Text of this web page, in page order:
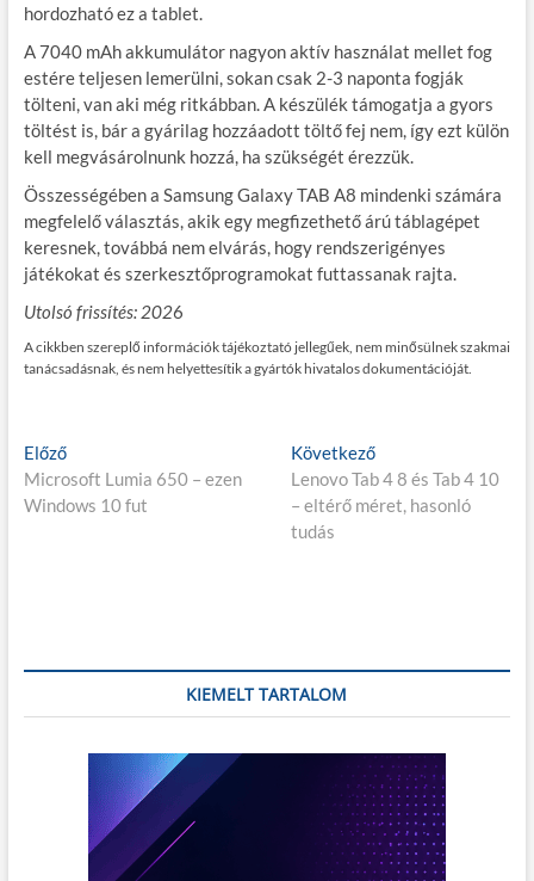
hordozható ez a tablet.
A 7040 mAh akkumulátor nagyon aktív használat mellet fog
estére teljesen lemerülni, sokan csak 2-3 naponta fogják
tölteni, van aki még ritkábban. A készülék támogatja a gyors
töltést is, bár a gyárilag hozzáadott töltő fej nem, így ezt külön
kell megvásárolnunk hozzá, ha szükségét érezzük.
Összességében a Samsung Galaxy TAB A8 mindenki számára
megfelelő választás, akik egy megfizethető árú táblagépet
keresnek, továbbá nem elvárás, hogy rendszerigényes
játékokat és szerkesztőprogramokat futtassanak rajta.
Utolsó frissítés: 2026
A cikkben szereplő információk tájékoztató jellegűek, nem minősülnek szakmai
tanácsadásnak, és nem helyettesítik a gyártók hivatalos dokumentációját.
Bejegyzés
navigáció
ElőzőE
l
ő
Microsoft Lumia 650 – ezen
Windows 10 fut
KövetkezőK
ö
v
o
t
:
Lenovo Tab 4 8 és Tab 4 10
– eltérő méret, hasonló
tudás
KIEMELT TARTALOM